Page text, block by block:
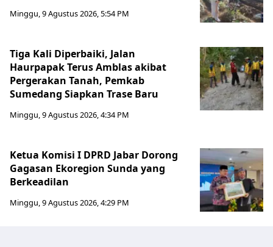
Minggu, 9 Agustus 2026, 5:54 PM
Tiga Kali Diperbaiki, Jalan
Haurpapak Terus Amblas akibat
Pergerakan Tanah, Pemkab
Sumedang Siapkan Trase Baru
Minggu, 9 Agustus 2026, 4:34 PM
Ketua Komisi I DPRD Jabar Dorong
Gagasan Ekoregion Sunda yang
Berkeadilan
Minggu, 9 Agustus 2026, 4:29 PM